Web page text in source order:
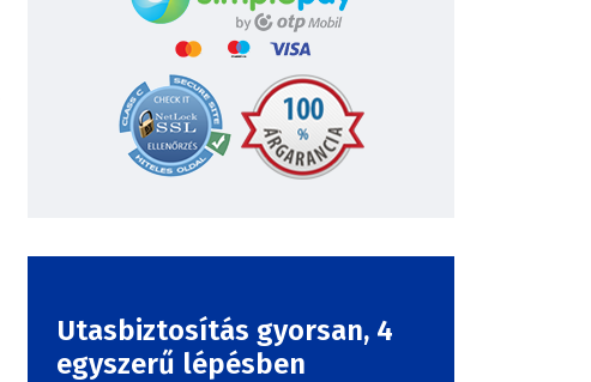
Utasbiztosítás gyorsan, 4
egyszerű lépésben